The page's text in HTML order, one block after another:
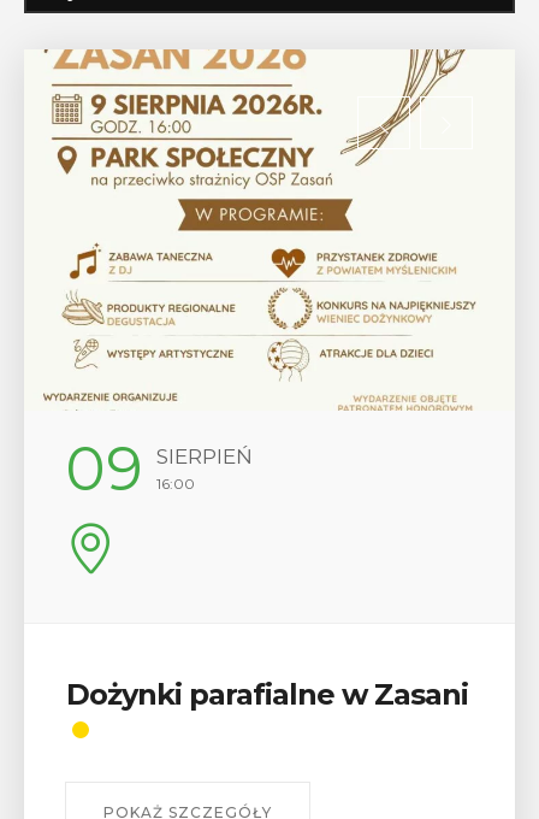
12 SIERPIEŃ
17:00
Wykład „Jak zdobyć
odznaki na myślenickich
W środę 12 sierpnia o godz. 17 w Miejskiej